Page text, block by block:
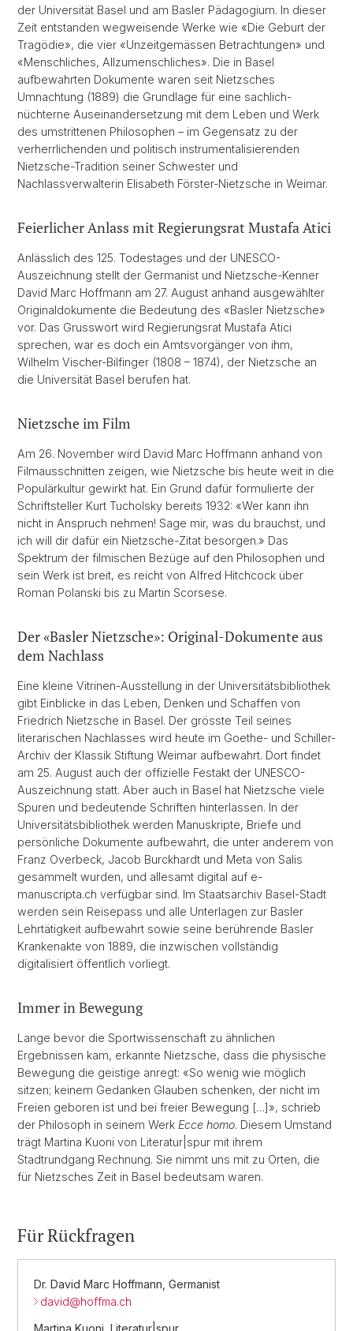
der Universität Basel und am Basler Pädagogium. In dieser
Zeit entstanden wegweisende Werke wie «Die Geburt der
Tragödie», die vier «Unzeitgemässen Betrachtungen» und
«Menschliches, Allzumenschliches». Die in Basel
aufbewahrten Dokumente waren seit Nietzsches
Umnachtung (1889) die Grundlage für eine sachlich-
nüchterne Auseinandersetzung mit dem Leben und Werk
des umstrittenen Philosophen – im Gegensatz zu der
verherrlichenden und politisch instrumentalisierenden
Nietzsche-Tradition seiner Schwester und
Nachlassverwalterin Elisabeth Förster-Nietzsche in Weimar.
Feierlicher Anlass mit Regierungsrat Mustafa Atici
Anlässlich des 125. Todestages und der UNESCO-
Auszeichnung stellt der Germanist und Nietzsche-Kenner
David Marc Hoffmann am 27. August anhand ausgewählter
Originaldokumente die Bedeutung des «Basler Nietzsche»
vor. Das Grusswort wird Regierungsrat Mustafa Atici
sprechen, war es doch ein Amtsvorgänger von ihm,
Wilhelm Vischer-Bilfinger (1808 – 1874), der Nietzsche an
die Universität Basel berufen hat.
Nietzsche im Film
Am 26. November wird David Marc Hoffmann anhand von
Filmausschnitten zeigen, wie Nietzsche bis heute weit in die
Populärkultur gewirkt hat. Ein Grund dafür formulierte der
Schriftsteller Kurt Tucholsky bereits 1932: «Wer kann ihn
nicht in Anspruch nehmen! Sage mir, was du brauchst, und
ich will dir dafür ein Nietzsche-Zitat besorgen.» Das
Spektrum der filmischen Bezüge auf den Philosophen und
sein Werk ist breit, es reicht von Alfred Hitchcock über
Roman Polanski bis zu Martin Scorsese.
Der «Basler Nietzsche»: Original-Dokumente aus
dem Nachlass
Eine kleine Vitrinen-Ausstellung in der Universitätsbibliothek
gibt Einblicke in das Leben, Denken und Schaffen von
Friedrich Nietzsche in Basel. Der grösste Teil seines
literarischen Nachlasses wird heute im Goethe- und Schiller-
Archiv der Klassik Stiftung Weimar aufbewahrt. Dort findet
am 25. August auch der offizielle Festakt der UNESCO-
Auszeichnung statt. Aber auch in Basel hat Nietzsche viele
Spuren und bedeutende Schriften hinterlassen. In der
Universitätsbibliothek werden Manuskripte, Briefe und
persönliche Dokumente aufbewahrt, die unter anderem von
Franz Overbeck, Jacob Burckhardt und Meta von Salis
gesammelt wurden, und allesamt digital auf e-
manuscripta.ch verfügbar sind. Im Staatsarchiv Basel-Stadt
werden sein Reisepass und alle Unterlagen zur Basler
Lehrtätigkeit aufbewahrt sowie seine berührende Basler
Krankenakte von 1889, die inzwischen vollständig
digitalisiert öffentlich vorliegt.
Immer in Bewegung
Lange bevor die Sportwissenschaft zu ähnlichen
Ergebnissen kam, erkannte Nietzsche, dass die physische
Bewegung die geistige anregt: «So wenig wie möglich
sitzen; keinem Gedanken Glauben schenken, der nicht im
Freien geboren ist und bei freier Bewegung […]», schrieb
der Philosoph in seinem Werk Ecce homo. Diesem Umstand
trägt Martina Kuoni von Literatur|spur mit ihrem
Stadtrundgang Rechnung. Sie nimmt uns mit zu Orten, die
für Nietzsches Zeit in Basel bedeutsam waren.
Für Rückfragen
Dr. David Marc Hoffmann, Germanist
david@hoffma.ch
Martina Kuoni, Literatur|spur